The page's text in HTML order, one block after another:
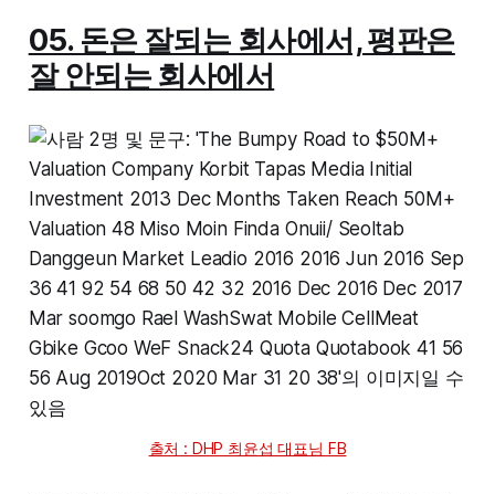
05. 돈은 잘되는 회사에서, 평판은
잘 안되는 회사에서
출처 : DHP 최윤섭 대표님 FB